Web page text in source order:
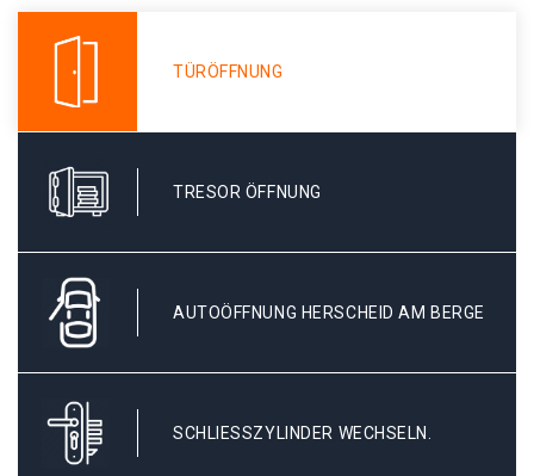
TÜRÖFFNUNG
TRESOR ÖFFNUNG
AUTOÖFFNUNG HERSCHEID AM BERGE
SCHLIESSZYLINDER WECHSELN.